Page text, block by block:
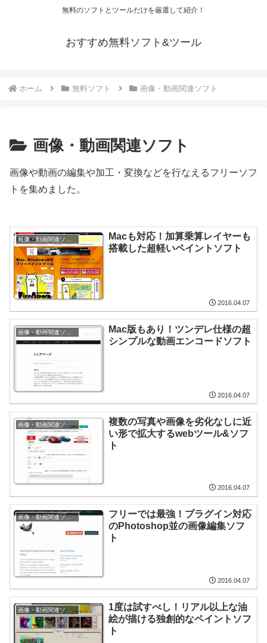
無料のソフトとツールだけを厳選して紹介！
おすすめ無料ソフト&ツール
ホーム 無料ソフト 画像・動画関連ソフト
画像・動画関連ソフト
画像や動画の編集や加工・変換などを行なえるフリーソフ
トを集めました。
画像・動画関連ソフト
Macも対応！加算乗算レイヤーも
搭載した超軽いペイントソフト
2016.04.07
Mac版もあり！ツンデレ仕様の超
シンプルな動画エンコードソフト
2016.04.07
画像・動画関連ソフト
複数の写真や画像を劣化なしに近
い形で拡大するwebツール&ソフ
ト
2016.04.07
画像・動画関連ソフト
フリーでは最強！プラグイン対応
のPhotoshop並の画像編集ソフ
ト
2016.04.07
画像・動画関連ソフト
1度は試すべし！リアル以上な油
絵が描ける独創的なペイントソフ
ト